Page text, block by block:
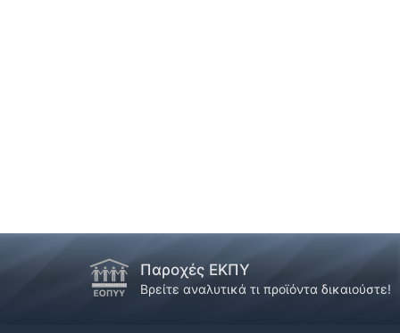
Παροχές ΕΚΠΥ
Βρείτε αναλυτικά τι προϊόντα δικαιούστε!